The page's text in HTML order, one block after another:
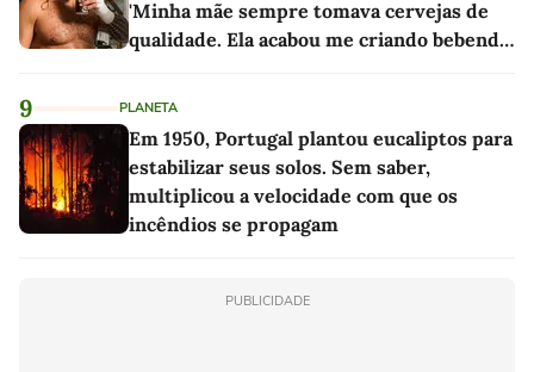
'Minha mãe sempre tomava cervejas de
qualidade. Ela acabou me criando bebendo
9 PLANETA
Em 1950, Portugal plantou eucaliptos para
estabilizar seus solos. Sem saber,
multiplicou a velocidade com que os
incêndios se propagam
PUBLICIDADE